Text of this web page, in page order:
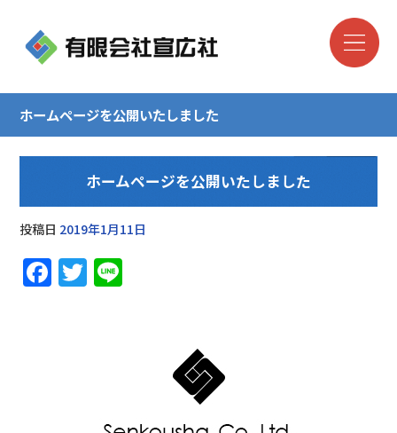
ホームページを公開いたしました
ホームページを公開いたしました
投稿日 2019年1月11日
F
a
T
w